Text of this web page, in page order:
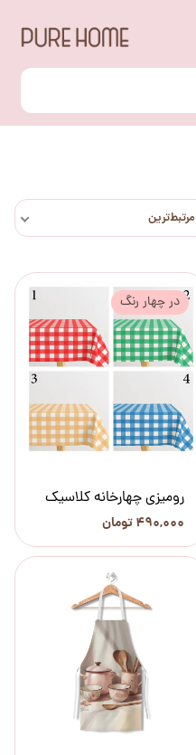
مرتبط‌ترین
رومیزی چهارخانه کلاسیک
۴۹۰,۰۰۰ تومان
در چهار رنگ